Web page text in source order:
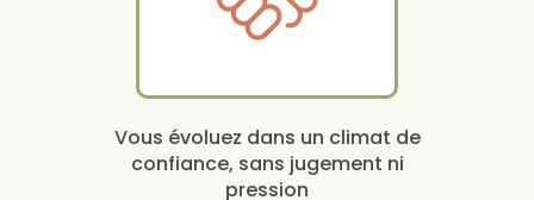
Vous évoluez dans un climat de
confiance, sans jugement ni
pression